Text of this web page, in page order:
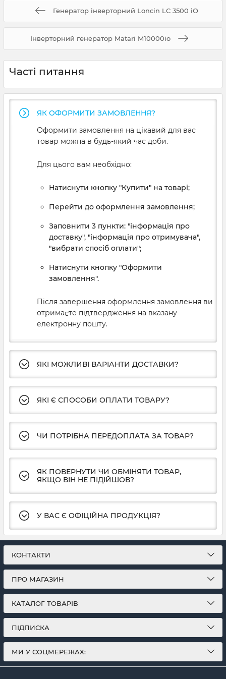
Генератор інверторний Loncin LC 3500 iO
Інверторний генератор Matari M10000io
Часті питання
ЯК ОФОРМИТИ ЗАМОВЛЕННЯ?
Оформити замовлення на цікавий для вас
товар можна в будь-який час доби.
Для цього вам необхідно:
Натиснути кнопку "Купити" на товарі;
Перейти до оформлення замовлення;
Заповнити 3 пункти: "інформація про
доставку", "інформація про отримувача",
"вибрати спосіб оплати";
Натиснути кнопку "Оформити
замовлення".
Після завершення оформлення замовлення ви
отримаєте підтвердження на вказану
електронну пошту.
ЯКІ МОЖЛИВІ ВАРІАНТИ ДОСТАВКИ?
ЯКІ Є СПОСОБИ ОПЛАТИ ТОВАРУ?
ЧИ ПОТРІБНА ПЕРЕДОПЛАТА ЗА ТОВАР?
ЯК ПОВЕРНУТИ ЧИ ОБМІНЯТИ ТОВАР,
ЯКЩО ВІН НЕ ПІДІЙШОВ?
У ВАС Є ОФІЦІЙНА ПРОДУКЦІЯ?
КОНТАКТИ
ПРО МАГАЗИН
КАТАЛОГ ТОВАРІВ
ПІДПИСКА
МИ У СОЦМЕРЕЖАХ: